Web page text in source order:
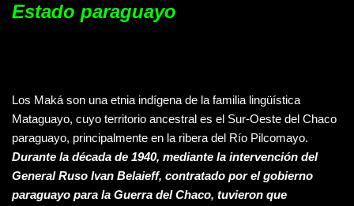
Estado paraguayo
Los Maká son una etnia indígena de la familia lingüística
Mataguayo, cuyo territorio ancestral es el Sur-Oeste del Chaco
paraguayo, principalmente en la ribera del Río Pilcomayo.
Durante la década de 1940, mediante la intervención del
General Ruso Ivan Belaieff, contratado por el gobierno
paraguayo para la Guerra del Chaco, tuvieron que